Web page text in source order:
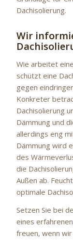
Dachisolierung.
Wir
Wie arbeitet
schützt eine
gegen
Konkreter
Dachisolierung
Dämmung und
allerdings eng
Dämmung wird
des
die
Außen ab.
optimale
Setzen Sie bei
eines
freuen, wenn